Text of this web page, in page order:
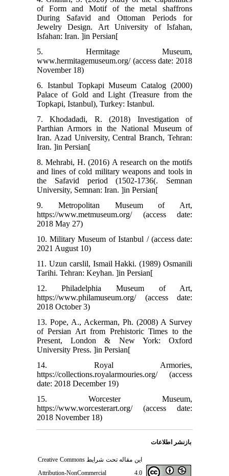
of Form and Motif of the metal shaffrons
During Safavid and Ottoman Periods for
Jewelry Design. Art University of Isfahan,
Isfahan: Iran. ]in Persian[
5. Hermitage Museum,
www.hermitagemuseum.org/ (access date: 2018
November 18)
6. Istanbul Topkapi Museum Catalog (2000)
Palace of Gold and Light (Treasure from the
Topkapi, Istanbul), Turkey: Istanbul.
7. Khodadadi, R. (2018) Investigation of
Parthian Armors in the National Museum of
Iran. Azad University, Central Branch, Tehran:
Iran. ]in Persian[
8. Mehrabi, H. (2016) A research on the motifs
and lines of cold military weapons and tools in
the Safavid period (1502-1736(. Semnan
University, Semnan: Iran. ]in Persian[
9. Metropolitan Museum of Art,
https://www.metmuseum.org/ (access date:
2018 May 27)
10. Military Museum of Istanbul / (access date:
2021 August 10)
11. Uzun carslil, Ismail Hakki. (1989) Osmanili
Tarihi. Tehran: Keyhan. ]in Persian[
12. Philadelphia Museum of Art,
https://www.philamuseum.org/ (access date:
2018 October 3)
13. Pope, A., Ackerman, Ph. (2008) A Survey
of Persian Art from Prehistoric Times to the
Present, London & New York: Oxford
University Press. ]in Persian[
14. Royal Armories,
https://collections.royalarmouries.org/ (access
date: 2018 December 19)
15. Worcester Museum,
https://www.worcesterart.org/ (access date:
2018 November 18)
بازنشر اطلاعات
این مقاله تحت شرایطCreative Commons
Attribution-NonCommercial 4.0